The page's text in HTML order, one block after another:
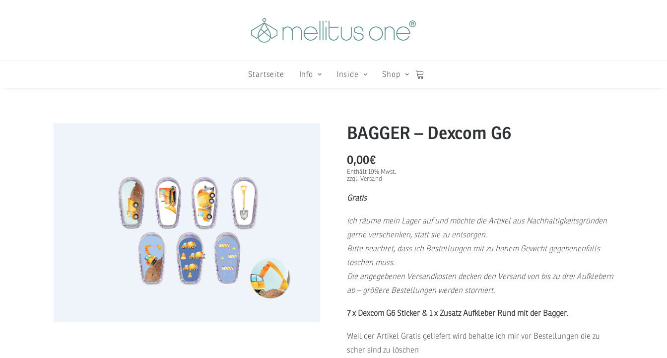
Startseite Info Inside Shop
BAGGER – Dexcom G6
0,00€
Enthält 19% Mwst.
zzgl. Versand
Gratis
Ich räume mein Lager auf und möchte die Artikel aus Nachhaltigkeitsgründen
gerne verschenken, statt sie zu entsorgen.
Bitte beachtet, dass ich Bestellungen mit zu hohem Gewicht gegebenenfalls
löschen muss.
Die angegebenen Versandkosten decken den Versand von bis zu drei Aufklebern
ab – größere Bestellungen werden storniert.
7 x Dexcom G6 Sticker & 1 x Zusatz Aufkleber Rund mit der Bagger.
Weil der Artikel Gratis geliefert wird behalte ich mir vor Bestellungen die zu
scher sind zu löschen